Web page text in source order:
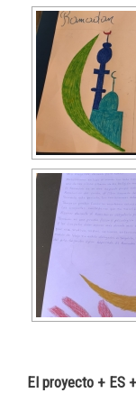
El proyecto + ES